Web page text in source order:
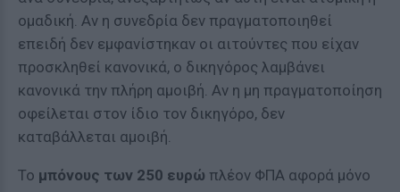
ομαδική. Αν η συνεδρία δεν πραγματοποιηθεί
επειδή δεν εμφανίστηκαν οι αιτούντες που είχαν
προσκληθεί κανονικά, ο δικηγόρος λαμβάνει
κανονικά την πλήρη αμοιβή. Αν η μη πραγματοποίηση
οφείλεται στον ίδιο τον δικηγόρο, δεν
καταβάλλεται αμοιβή.
Το μπόνους των 250 ευρώ πλέον ΦΠΑ αφορά μόνο